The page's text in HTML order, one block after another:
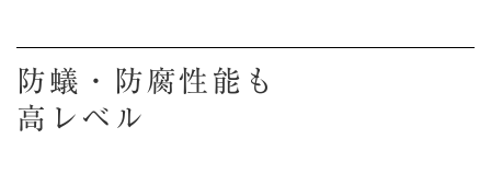
防蟻・防腐性能も
高レベル